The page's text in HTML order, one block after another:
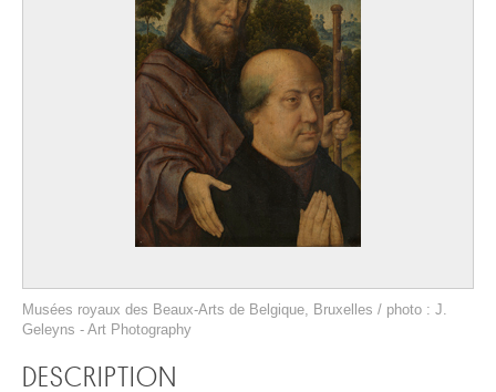
Musées royaux des Beaux-Arts de Belgique, Bruxelles / photo : J.
Geleyns - Art Photography
DESCRIPTION